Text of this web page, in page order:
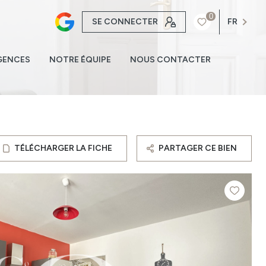
SE CONNECTER
0
FR
NOTRE ÉQUIPE NOUS CONTACTER
TÉLÉCHARGER LA FICHE PARTAGER CE BIEN